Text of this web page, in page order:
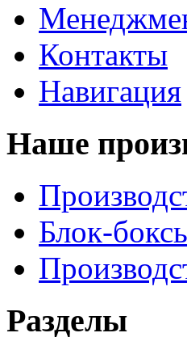
Контакты
Навигация
Наше
Блок-
Разделы